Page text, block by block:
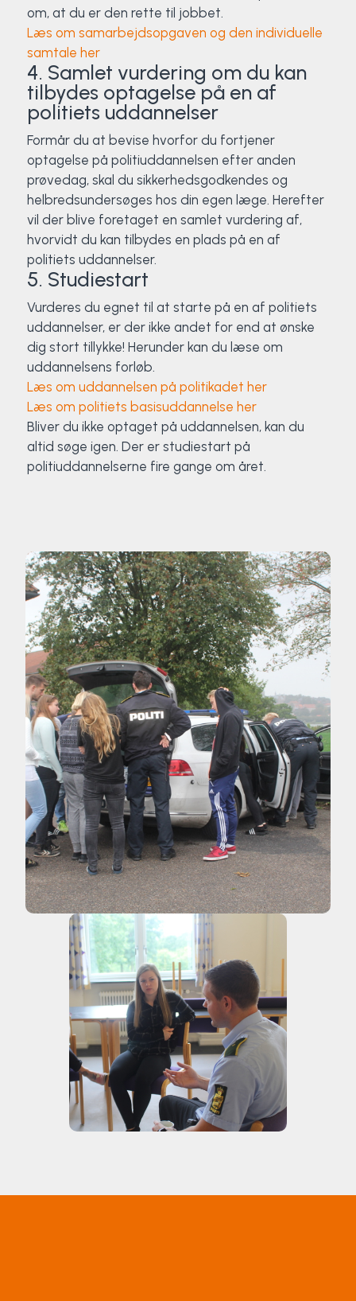
om, at du er den rette til jobbet.
Læs om samarbejdsopgaven og den individuelle
samtale her
4. Samlet vurdering om du kan
tilbydes optagelse på en af
politiets uddannelser
Formår du at bevise hvorfor du fortjener
optagelse på politiuddannelsen efter anden
prøvedag, skal du sikkerhedsgodkendes og
helbredsundersøges hos din egen læge. Herefter
vil der blive foretaget en samlet vurdering af,
hvorvidt du kan tilbydes en plads på en af
politiets uddannelser.
5. Studiestart
Vurderes du egnet til at starte på en af politiets
uddannelser, er der ikke andet for end at ønske
dig stort tillykke! Herunder kan du læse om
uddannelsens forløb.
Læs om uddannelsen på politikadet her
Læs om politiets basisuddannelse her
Bliver du ikke optaget på uddannelsen, kan du
altid søge igen. Der er studiestart på
politiuddannelserne fire gange om året.